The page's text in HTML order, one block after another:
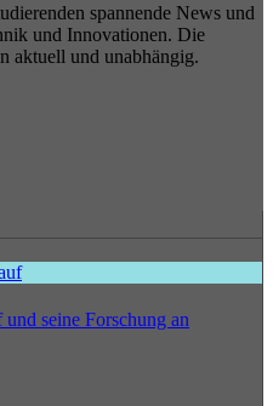
spannende News und
und Innovationen. Die
aktuell und unabhängig.
seine Forschung an